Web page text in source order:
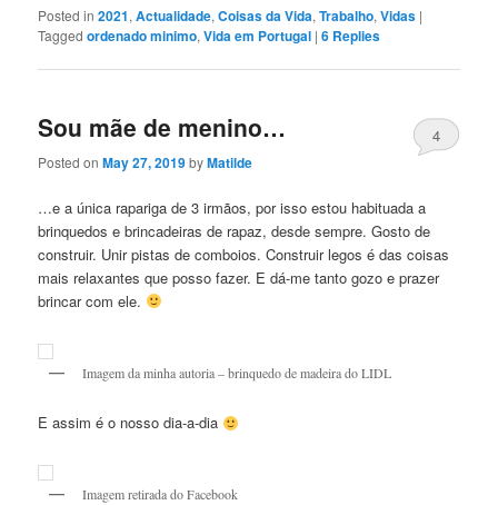
Posted in 2021,Actualidade,Coisas da Vida,Trabalho,Vidas |
Tagged ordenado minimo,Vida em Portugal |6 Replies
Sou mãe de menino…
Posted onMay 27, 2019byMatilde
4
…e a única rapariga de 3 irmãos, por isso estou habituada a
brinquedos e brincadeiras de rapaz, desde sempre. Gosto de
construir. Unir pistas de comboios. Construir legos é das coisas
mais relaxantes que posso fazer. E dá-me tanto gozo e prazer
brincar com ele.
Imagem da minha autoria – brinquedo de madeira do LIDL
E assim é o nosso dia-a-dia
Imagem retirada do Facebook